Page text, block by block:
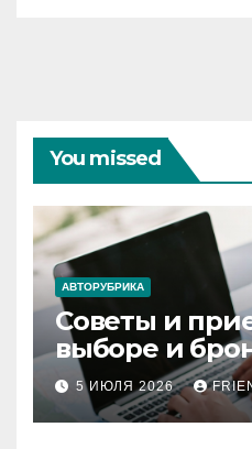
You missed
АВТОРУБРИКА
Советы и
выборе и
авиабилетов
5 ИЮЛЯ 2026